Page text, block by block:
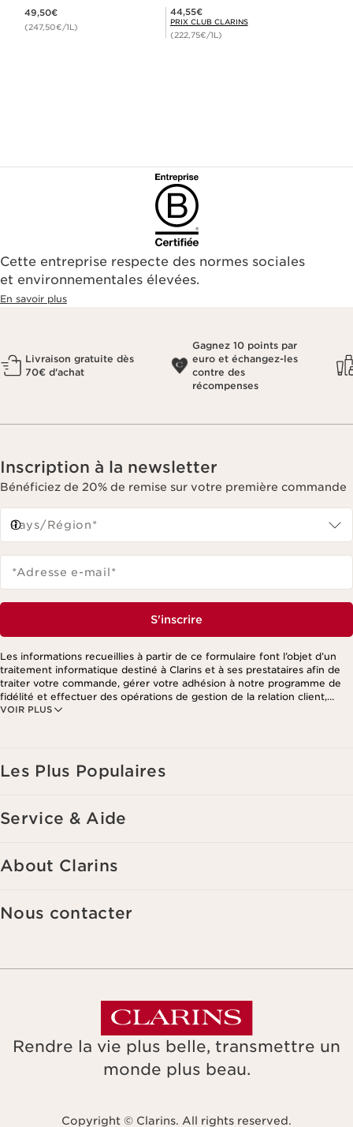
49,50€
(247,50€/1L)
Prix Club Clarins 44,55€
44,55€
PRIX CLUB CLARINS
(222,75€/1L)
Cette entreprise respecte des normes sociales
et environnementales élevées.
En savoir plus
Livraison gratuite dès
70€ d'achat
Gagnez 10 points par
euro et échangez-les
contre des
récompenses
Inscription à la newsletter
Bénéficiez de 20% de remise sur votre première commande
Pays/Région*
*Adresse e-mail*
S'inscrire
VOIR PLUS
Les informations recueillies à partir de ce formulaire font l’objet d’un
traitement informatique destiné à Clarins et à ses prestataires afin de
traiter votre commande, gérer votre adhésion à notre programme de
fidélité et effectuer des opérations de gestion de la relation client,
notamment pour vous adresser des offres personnalisées en fonction
Les Plus Populaires
Service & Aide
About Clarins
Nous contacter
Rendre la vie plus belle, transmettre un
monde plus beau.
Copyright © Clarins. All rights reserved.